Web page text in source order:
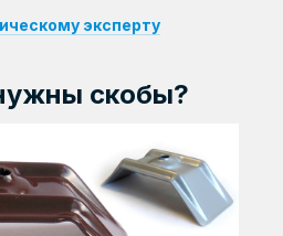
эксперту
скобы?